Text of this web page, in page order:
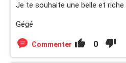
Je te souhaite une belle et riche
Gégé
Commenter 0